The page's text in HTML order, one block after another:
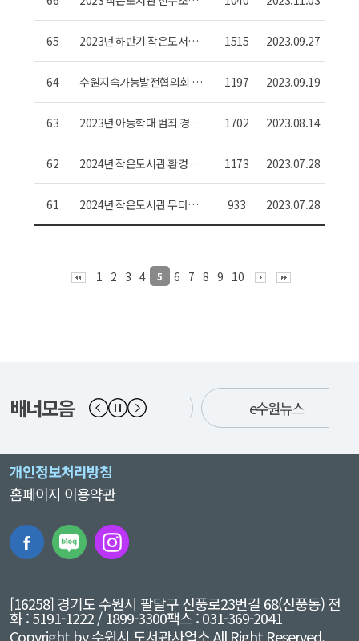
시행알림 및 협조요청(사립
작은도서관)
65
2023년 하반기 작은도서관
학교 안내
1515 2023.09.27
64
수원지속가능발전협의회 목
표별 모니터링 관련 자료 제
출 요청(작은도서관)
1197 2023.09.19
63
2023년 아동학대 범죄 경력
조회 대상자 명단 제출 요청
1702 2023.08.14
62
2024년 작은도서관 환경 개
선 지원 사업 수요조사 안내
1173 2023.07.28
61
2024년 작은도서관 무더위·
혹한기 쉼터운영 지원사업
933 2023.07.28
1 2 3 4 5 6 7 8 9 10
배너모음 수원시청 e수원뉴스
개인정보처리방침
홈페이지 이용약관
[16258] 경기도 수원시 팔달구 신풍로23번길 68(신풍동)전
화 : 5191-1222 / 1899-3300팩스 : 031-369-2041
Copyright by 수원시 도서관사업소 All Right Reserved.